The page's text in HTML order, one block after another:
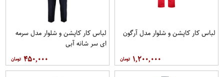
لباس کار کاپشن و شلوار مدل آرگون
۱,۲۰۰,۰۰۰
لباس کار کاپشن و شلوار مدل سرمه
ای سر شانه آبی
۴۵۰,۰۰۰